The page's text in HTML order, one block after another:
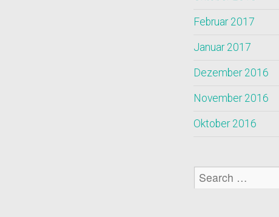
Februar 2017
Januar 2017
Dezember 2016
November 2016
Oktober 2016